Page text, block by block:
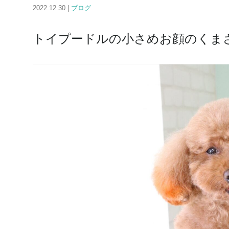
2022.12.30 | ブログ
トイプードルの小さめお顔のくま